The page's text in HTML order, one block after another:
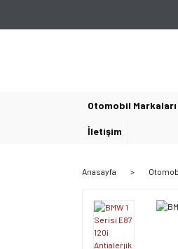
Otomobil Markaları
İletişim
Anasayfa